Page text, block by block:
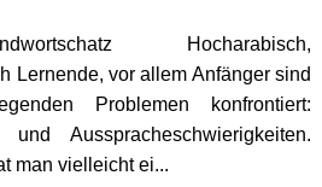
Hocharabisch,
Lernende, vor allem Anfänger sind
Problemen konfrontiert:
und Ausspracheschwierigkeiten.
man vielleicht ei...